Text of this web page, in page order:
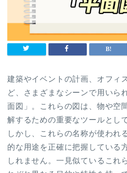
建築やイベントの計画、オフィ
ど、さまざまなシーンで用いら
面図」。これらの図は、物や空
解するための重要なツールとし
しかし、これらの名称が使われ
的な用途を正確に把握している
しれません。一見似ているこれ